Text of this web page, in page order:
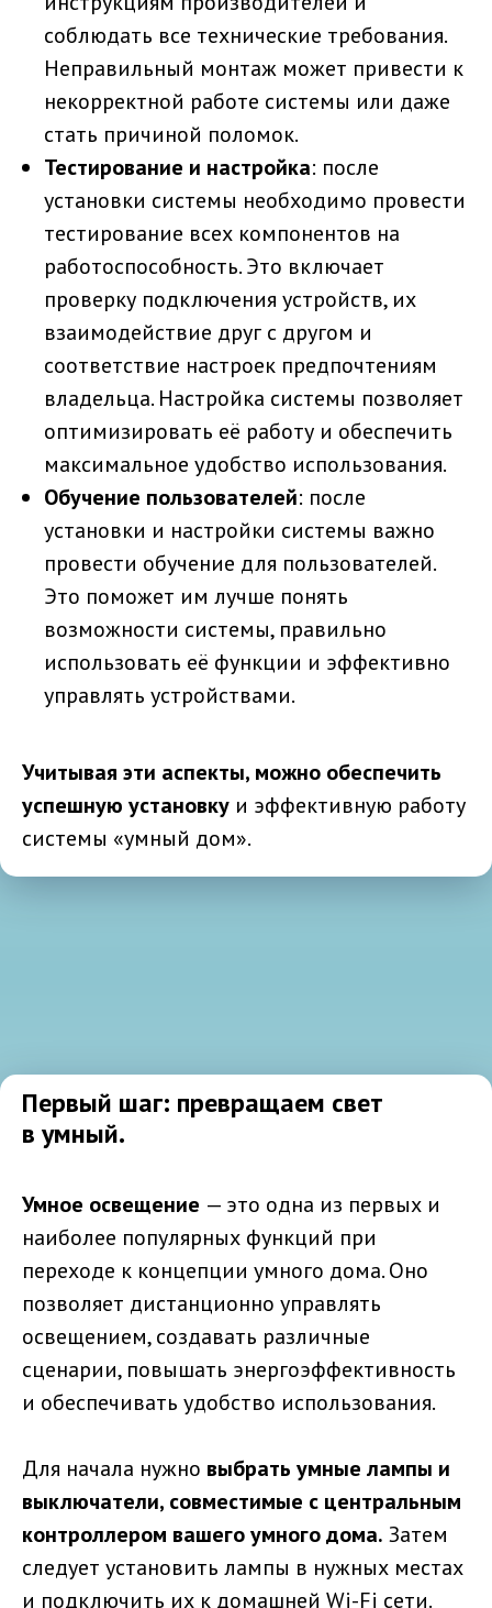
соблюдать все технические требования.
Неправильный монтаж может привести к
некорректной работе системы или даже
стать причиной поломок.
Тестирование и настройка: после
установки системы необходимо провести
тестирование всех компонентов на
работоспособность. Это включает
проверку подключения устройств, их
взаимодействие друг с другом и
соответствие настроек предпочтениям
владельца. Настройка системы позволяет
оптимизировать её работу и обеспечить
максимальное удобство использования.
Обучение пользователей: после
установки и настройки системы важно
провести обучение для пользователей.
Это поможет им лучше понять
возможности системы, правильно
использовать её функции и эффективно
управлять устройствами.
Учитывая эти аспекты, можно обеспечить
успешную установку и эффективную работу
системы «умный дом».
Первый шаг: превращаем свет
в умный.
Умное освещение — это одна из первых и
наиболее популярных функций при
переходе к концепции умного дома. Оно
позволяет дистанционно управлять
освещением, создавать различные
сценарии, повышать энергоэффективность
и обеспечивать удобство использования.
Для начала нужно выбрать умные лампы и
выключатели, совместимые с центральным
контроллером вашего умного дома. Затем
следует установить лампы в нужных местах
и подключить их к домашней Wi-Fi сети.